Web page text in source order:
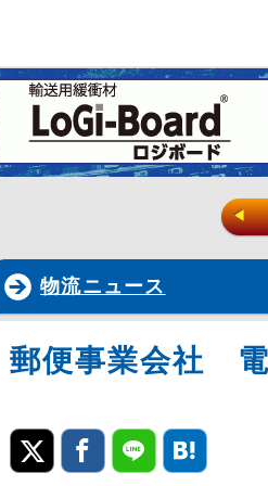
◀
物流ニュース
郵便事業会社 電